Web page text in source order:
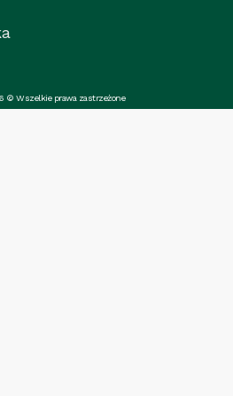
© Wszelkie prawa zastrzeżone